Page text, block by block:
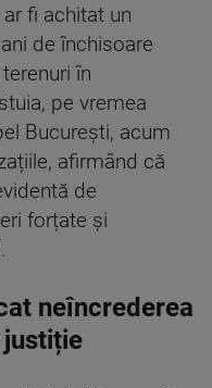
fi achitat un
de închisoare
în
pe vremea
București, acum
afirmând că
de
forțate și
neîncrederea